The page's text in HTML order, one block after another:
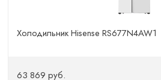
Холодильник Hisense RS677N4AW1
63 869 руб.